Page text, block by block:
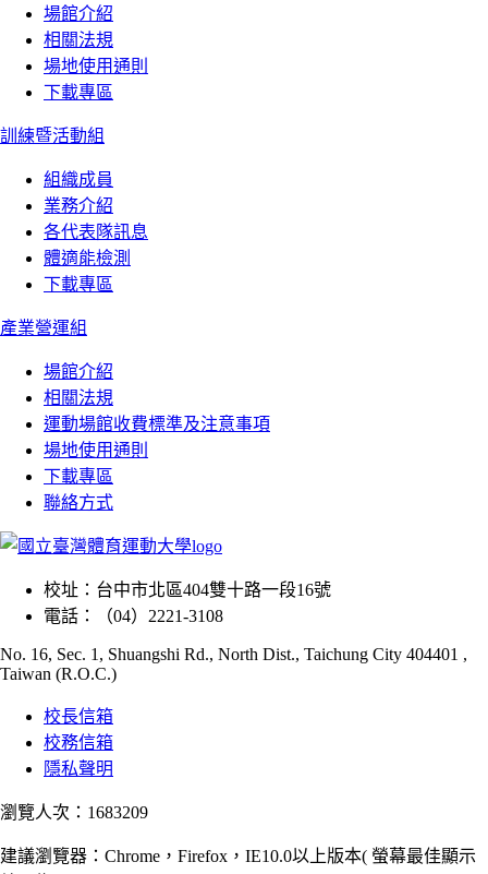
場館介紹
相關法規
場地使用通則
下載專區
訓練暨活動組
組織成員
業務介紹
各代表隊訊息
體適能檢測
下載專區
產業營運組
場館介紹
相關法規
運動場館收費標準及注意事項
場地使用通則
下載專區
聯絡方式
校址： 台中市北區404雙十路一段16號
電話：
（04）2221-3108
No. 16, Sec. 1, Shuangshi Rd., North Dist., Taichung City 404401 ,
Taiwan (R.O.C.)
校長信箱
校務信箱
隱私聲明
瀏覽人次：1683209
建議瀏覽器：Chrome，Firefox，IE10.0以上版本( 螢幕最佳顯示